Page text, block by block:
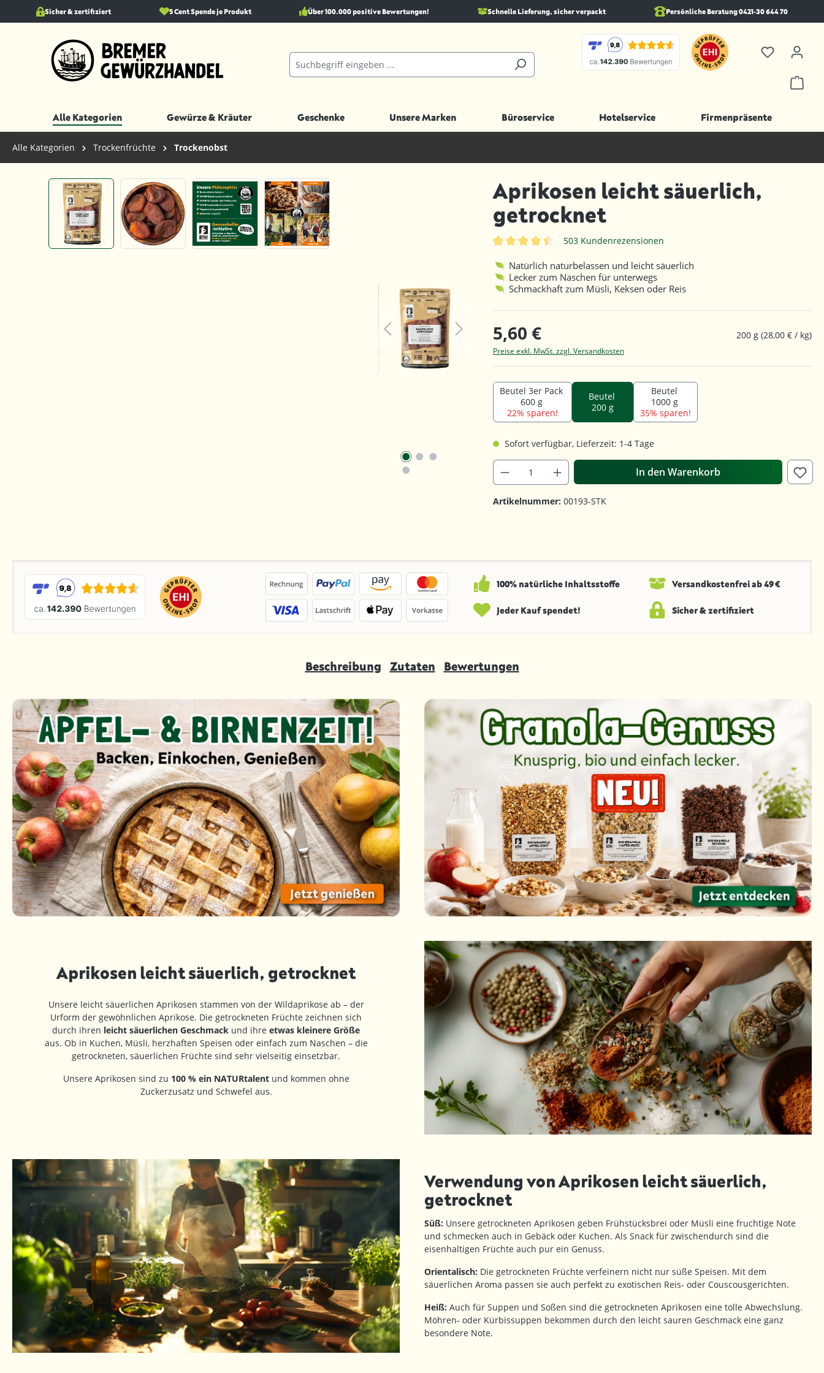
Zur Hauptnavigation springen
Sicher & zertifiziert 5 Cent Spende je Produkt Über 100.000 positive Bewertungen! Schnelle Lieferung, sicher verpackt Persönliche Beratung 0421-30 644 70
Alle Kategorien Gewürze & Kräuter Geschenke Unsere Marken Büroservice Hotelservice Firmenpräsente
Alle Kategorien Trockenfrüchte Trockenobst
Bildergalerie überspringen
Aprikosen leicht säuerlich,
getrocknet
503 Kundenrezensionen
Natürlich naturbelassen und leicht säuerlich
Lecker zum Naschen für unterwegs
Schmackhaft zum Müsli, Keksen oder Reis
5,60 € 200 g (28,00 € / kg)
Preise exkl. MwSt. zzgl. Versandkosten
Beutel 3er Pack
600 g
22% sparen!
Beutel
200 g
Beutel
1000 g
35% sparen!
Sofort verfügbar, Lieferzeit: 1-4 Tage
In den Warenkorb
Artikelnummer: 00193-STK
100% natürliche Inhaltsstoffe Versandkosten­frei ab 49 €
Jeder Kauf spendet! Sicher & zertifiziert
Beschreibung Zutaten Bewertungen
Aprikosen leicht säuerlich, getrocknet
Unsere leicht säuerlichen Aprikosen stammen von der Wildaprikose ab – der
Urform der gewöhnlichen Aprikose. Die getrockneten Früchte zeichnen sich
durch ihren leicht säuerlichen Geschmack und ihre etwas kleinere Größe
aus. Ob in Kuchen, Müsli, herzhaften Speisen oder einfach zum Naschen – die
getrockneten, säuerlichen Früchte sind sehr vielseitig einsetzbar.
Unsere Aprikosen sind zu 100 % ein NATURtalentund kommen ohne
Zuckerzusatz und Schwefel aus.
Verwendung von Aprikosen leicht säuerlich,
getrocknet
Süß: Unsere getrockneten Aprikosen geben Frühstücksbrei oder Müsli eine fruchtige Note
und schmecken auch in Gebäck oder Kuchen. Als Snack für zwischendurch sind die
eisenhaltigen Früchte auch pur ein Genuss.
Orientalisch: Die getrockneten Früchte verfeinern nicht nur süße Speisen. Mit dem
säuerlichen Aroma passen sie auch perfekt zu exotischen Reis- oder Couscousgerichten.
Heiß: Auch für Suppen und Soßen sind die getrockneten Aprikosen eine tolle Abwechslung.
Möhren- oder Kürbissuppen bekommen durch den leicht sauren Geschmack eine ganz
besondere Note.